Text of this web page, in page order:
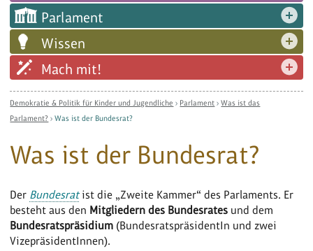
Parlament
Wissen
Mach mit!
Demokratie & Politik für Kinder und Jugendliche › Parlament ›Was ist das
Parlament? ›Was ist der Bundesrat?
Was ist der Bundesrat?
Der Bundesratist die „Zweite Kammer“ des Parlaments. Er
besteht aus den Mitgliedern des Bundesrates und dem
Bundesratspräsidium (BundesratspräsidentIn und zwei
VizepräsidentInnen).